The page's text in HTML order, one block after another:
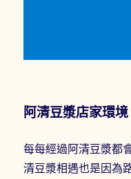
阿清豆漿店家環境
每每經過阿清豆漿都
清豆漿相遇也是因為